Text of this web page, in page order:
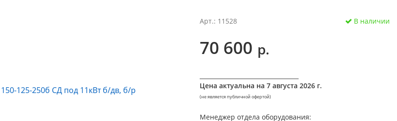
Арт.: 11528 В наличии
70 600 р.
Цена актуальна на 7 августа 2026 г.
(не является публичной офертой)
Менеджер отдела оборудования: